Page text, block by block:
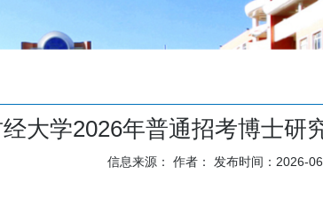
大学2026年普通招考博士研
信息来源： 作者： 发布时间：2026-